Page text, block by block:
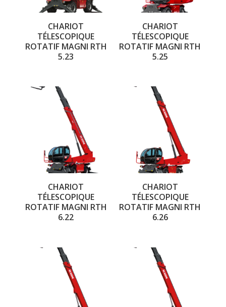
CHARIOT
TÉLESCOPIQUE
ROTATIF MAGNI RTH
5.23
CHARIOT
TÉLESCOPIQUE
ROTATIF MAGNI RTH
5.25
CHARIOT
TÉLESCOPIQUE
ROTATIF MAGNI RTH
6.22
CHARIOT
TÉLESCOPIQUE
ROTATIF MAGNI RTH
6.26